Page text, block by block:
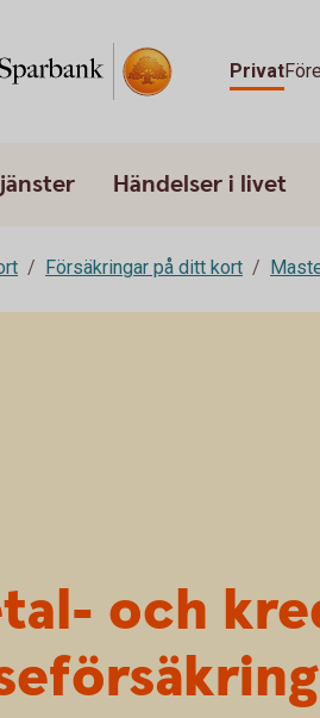
Privat
Händelser i livet
Försäkringar på ditt kort
och